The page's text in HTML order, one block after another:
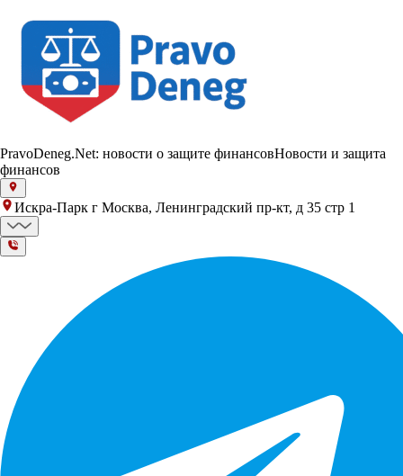
PravoDeneg.Net: новости о защите финансовНовости и защита
финансов
Искра-Парк г Москва, Ленинградский пр-кт, д 35 стр 1